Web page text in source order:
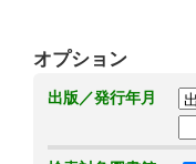
オプション
出版／発行年月